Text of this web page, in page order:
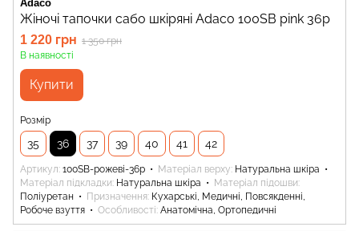
Adaco
Жіночі тапочки сабо шкіряні Adaco 100SB pink 36р
1 220 грн 1 350 грн
В наявності
Купити
Розмір
35 36 37 39 40 41 42
Артикул 100SB-рожеві-36р Матеріал верху Натуральна шкіра
Матеріал підкладки Натуральна шкіра
Матеріал підошви
Поліуретан
Призначення Кухарські, Медичні, Повсякденні,
Робоче взуття
Особливості Анатомічна, Ортопедичні